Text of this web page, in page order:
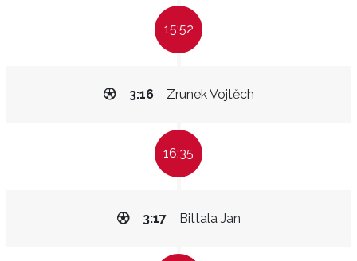
15:52
Zrunek Vojtěch
3:16
16:35
Bittala Jan
3:17